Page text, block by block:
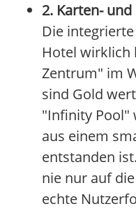
2. Karten-
Die
Hotel wirklich
Zentrum" im
sind Gold
"Infinity Pool"
aus einem
entstanden ist.
nie nur auf
echte